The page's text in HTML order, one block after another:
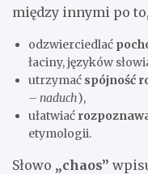
między innymi po
odzwierciedlać
łaciny, języków
utrzymać spójność
– naduch),
ułatwiać
etymologii.
Słowo „chaos”